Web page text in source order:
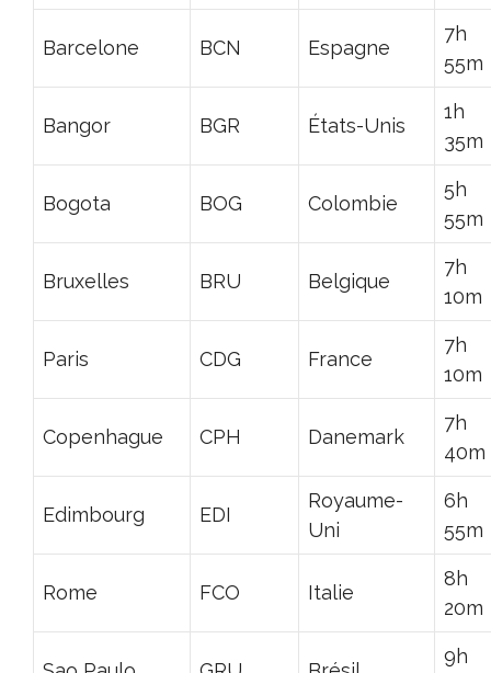
Barcelone BCN Espagne
7h
55m
Bangor BGR États-Unis
1h
35m
Bogota BOG Colombie
5h
55m
Bruxelles BRU Belgique
7h
10m
Paris CDG France
7h
10m
Copenhague CPH Danemark
7h
40m
Edimbourg EDI
Royaume-
Uni
6h
55m
Rome FCO Italie
8h
20m
9h